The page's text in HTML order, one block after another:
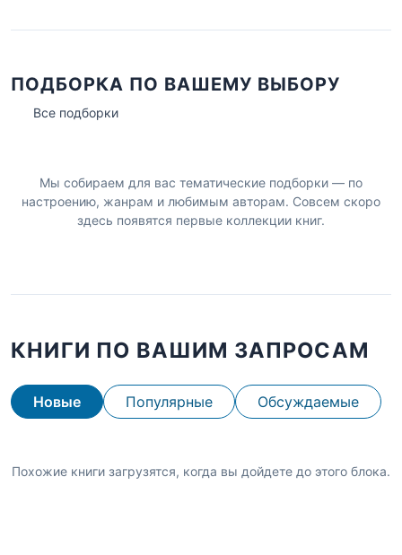
ПОДБОРКА ПО ВАШЕМУ ВЫБОРУ
Все подборки
Мы собираем для вас тематические подборки — по
настроению, жанрам и любимым авторам. Совсем скоро
здесь появятся первые коллекции книг.
КНИГИ ПО ВАШИМ ЗАПРОСАМ
Новые Популярные Обсуждаемые
Похожие книги загрузятся, когда вы дойдете до этого блока.